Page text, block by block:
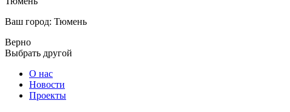
Ваш город: Тюмень
Верно
Выбрать другой
О нас
Новости
Проекты